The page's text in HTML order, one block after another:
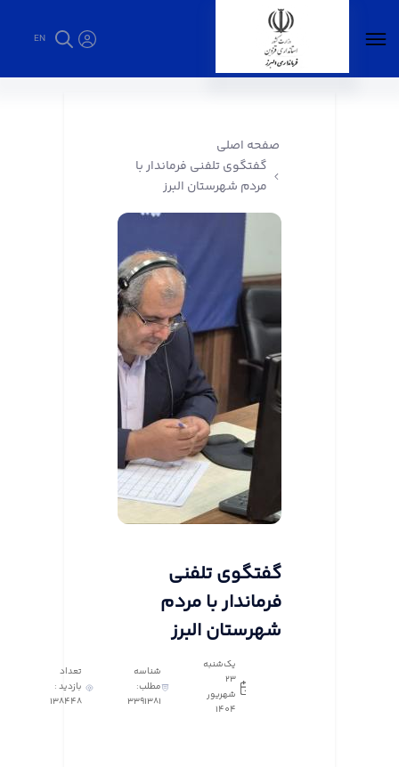
EN
صفحه اصلی
گفتگوی تلفنی فرماندار با
مردم شهرستان البرز
گفتگوی تلفنی
فرماندار با مردم
شهرستان البرز
یک‌شنبه
23
شهریور
1404
شناسه
مطلب:
3391381
تعداد
بازدید :
138448